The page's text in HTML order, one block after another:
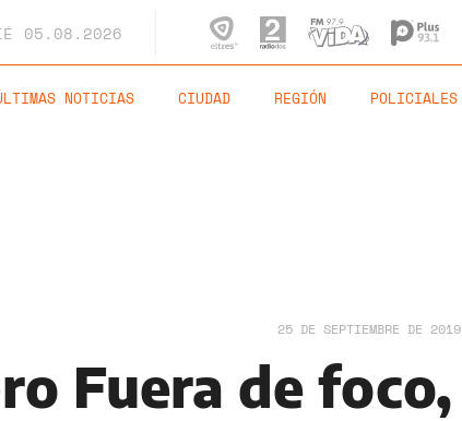
05.08.2026
NOTICIAS CIUDAD REGIÓN POLICIALES
25 DE SEPTIEMBRE DE 2019
Fuera de foco,